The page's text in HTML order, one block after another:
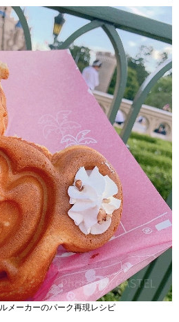
メーカーのパーク再現レシピ